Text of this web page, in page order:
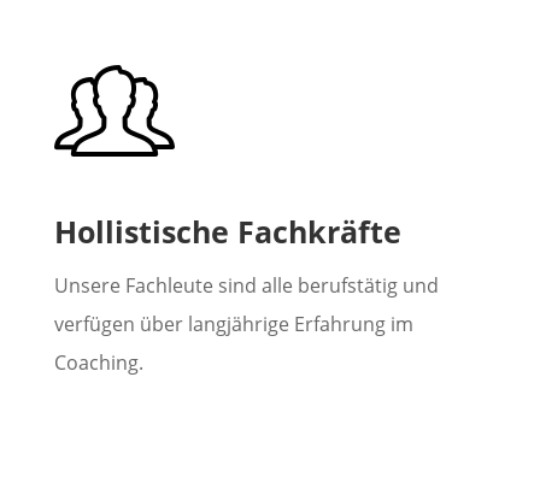
Hollistische Fachkräfte
Unsere Fachleute sind alle berufstätig und
verfügen über langjährige Erfahrung im
Coaching.